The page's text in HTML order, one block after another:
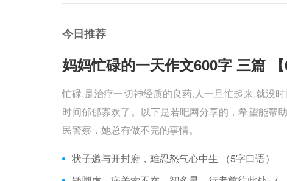
今日推荐
妈妈忙碌的一天作文600字 三篇 【
忙碌,是治疗一切神经质的良药,人一旦忙起来,就没
时间郁郁寡欢了。以下是若吧网分享的，希望能帮
民警察，她总有做不完的事情。
状子递与开封府，难忍怒气心中生 （5字口语）